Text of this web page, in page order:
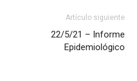
Artículo siguiente
22/5/21 – Informe
Epidemiológico